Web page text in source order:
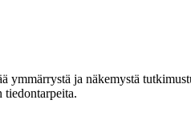
ymmärrystä ja näkemystä
tiedontarpeita.